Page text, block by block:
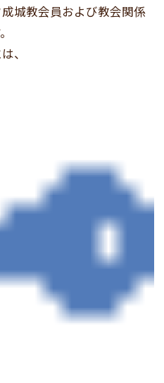
城教会員および教会関係
、